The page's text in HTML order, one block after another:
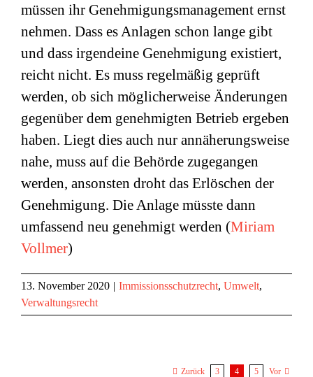
müssen ihr Genehmigungsmanagement ernst
nehmen. Dass es Anlagen schon lange gibt
und dass irgendeine Genehmigung existiert,
reicht nicht. Es muss regelmäßig geprüft
werden, ob sich möglicherweise Änderungen
gegenüber dem genehmigten Betrieb ergeben
haben. Liegt dies auch nur annäherungsweise
nahe, muss auf die Behörde zugegangen
werden, ansonsten droht das Erlöschen der
Genehmigung. Die Anlage müsste dann
umfassend neu genehmigt werden (Miriam
Vollmer)
13. November 2020 | Immissionsschutzrecht, Umwelt,
Verwaltungsrecht
Zurück 3 4 5 Vor